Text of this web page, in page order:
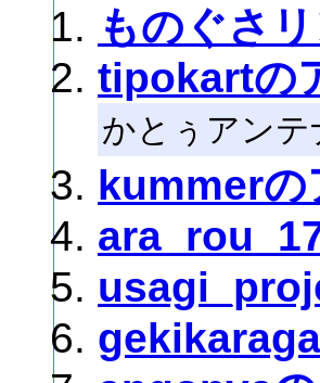
ものぐさ
tipokartの
かとぅアンテ
kummerの